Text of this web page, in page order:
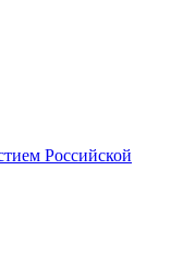
Российской